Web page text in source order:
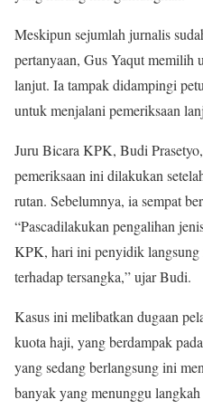
Meskipun sejumlah jurnalis
pertanyaan, Gus Yaqut memilih
lanjut. Ia tampak didampingi
untuk menjalani pemeriksaan
Juru Bicara KPK, Budi
pemeriksaan ini dilakukan
rutan. Sebelumnya, ia sempat
“Pascadilakukan pengalihan
KPK, hari ini penyidik langsung
terhadap tersangka,” ujar Budi.
Kasus ini melibatkan dugaan
kuota haji, yang berdampak
yang sedang berlangsung ini
banyak yang menunggu